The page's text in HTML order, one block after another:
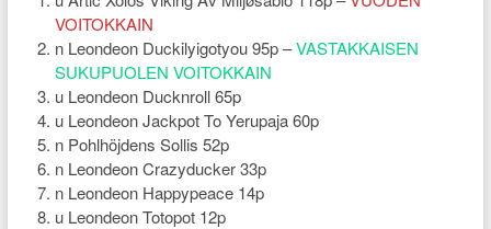
VOITOKKAIN
n Leondeon Duckilyigotyou 95p –VASTAKKAISEN
SUKUPUOLEN VOITOKKAIN
u Leondeon Ducknroll 65p
u Leondeon Jackpot To Yerupaja 60p
n Pohlhöjdens Sollis 52p
n Leondeon Crazyducker 33p
n Leondeon Happypeace 14p
u Leondeon Totopot 12p